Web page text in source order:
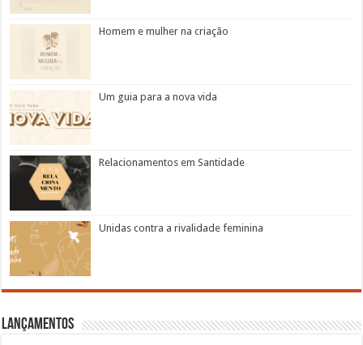
Homem e mulher na criação
Um guia para a nova vida
Relacionamentos em Santidade
Unidas contra a rivalidade feminina
Lançamentos